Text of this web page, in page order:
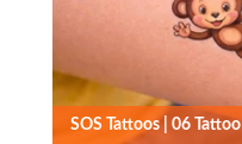
SOS Tattoos | 06 Tattoo